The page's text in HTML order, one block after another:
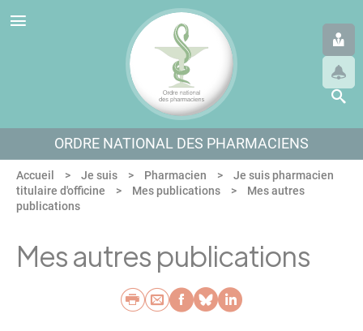
Aller au menu
Aller au contenu
Aller en bas de page
ORDRE NATIONAL DES PHARMACIENS
Accueil Je suis Pharmacien
Je suis pharmacien
titulaire d'officine
Mes publications
Mes autres
publications
Mes autres publications
Imprimer
Envoyer par e-mail
Partager sur
Partager sur
Partager sur
Panneau de gestion des cookies